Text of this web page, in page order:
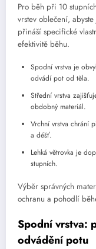
Pro běh při 10
vrstev oblečení,
přináší specifické
efektivitě běhu.
Spodní vrstva je
odvádí pot od těla.
Střední vrstva
obdobný materiál.
Vrchní vrstva chrání
a déšť.
Lehká větrovka je
stupních.
Výběr správných
ochranu a pohodlí
Spodní vrstva:
odvádění potu